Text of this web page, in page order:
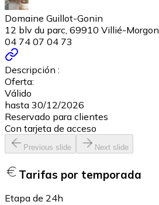
Domaine Guillot-Gonin
12 blv du parc, 69910 Villié-Morgon
04 74 07 04 73
Descripción :
Oferta:
Válido
hasta 30/12/2026
Reservado para clientes
Con tarjeta de acceso
Previous slide Next slide
Tarifas por temporada
Etapa de 24h